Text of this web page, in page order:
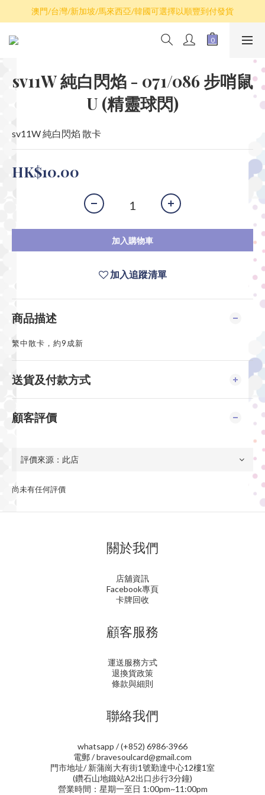
散卡買滿$100包平郵，全部產品買滿$800包順豐(香港境內)
澳門/台灣/新加坡/馬來西亞/韓國可選擇以順豐到付發貨
散卡買滿$100包平郵，全部產品買滿$800包順豐(香港境內)
sv11W 純白閃焰 - 071/086 步哨鼠
U (精靈球閃)
sv11W 純白閃焰 散卡
HK$10.00
加入購物車
加入追蹤清單
商品描述
繁中散卡，約9成新
送貨及付款方式
顧客評價
尚未有任何評價
關於我們
店舖資訊
Facebook專頁
卡牌回收
顧客服務
運送服務方式
退換貨政策
條款與細則
聯絡我們
whatsapp / (+852) 6986-3966
電郵 / bravesoulcard@gmail.com
門市地址/ 新蒲崗大有街1號勤達中心12樓1室
(鑽石山地鐵站A2出口步行3分鐘)
營業時間：星期一至日 1:00pm~11:00pm